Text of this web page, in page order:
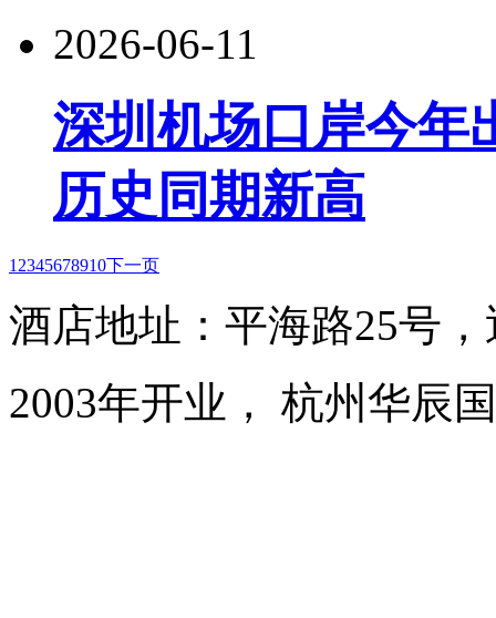
2026-06-11
深圳机场口岸今年
历史同期新高
1 2345678910下一页
酒店地址：平海路25号
2003年开业， 杭州华